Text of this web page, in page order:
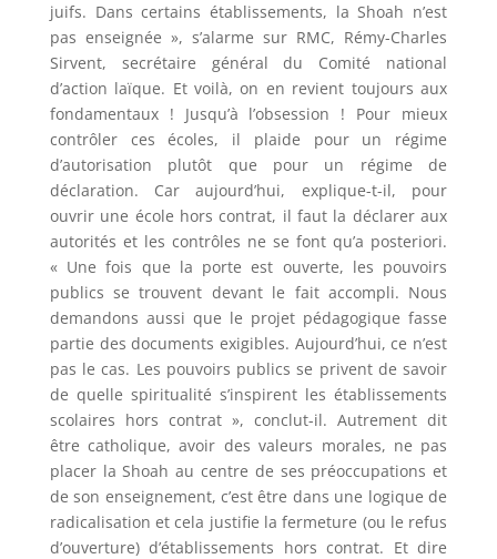
juifs. Dans certains établissements, la Shoah n’est
pas enseignée », s’alarme sur RMC, Rémy-Charles
Sirvent, secrétaire général du Comité national
d’action laïque. Et voilà, on en revient toujours aux
fondamentaux ! Jusqu’à l’obsession ! Pour mieux
contrôler ces écoles, il plaide pour un régime
d’autorisation plutôt que pour un régime de
déclaration. Car aujourd’hui, explique-t-il, pour
ouvrir une école hors contrat, il faut la déclarer aux
autorités et les contrôles ne se font qu’a posteriori.
« Une fois que la porte est ouverte, les pouvoirs
publics se trouvent devant le fait accompli. Nous
demandons aussi que le projet pédagogique fasse
partie des documents exigibles. Aujourd’hui, ce n’est
pas le cas. Les pouvoirs publics se privent de savoir
de quelle spiritualité s’inspirent les établissements
scolaires hors contrat », conclut-il. Autrement dit
être catholique, avoir des valeurs morales, ne pas
placer la Shoah au centre de ses préoccupations et
de son enseignement, c’est être dans une logique de
radicalisation et cela justifie la fermeture (ou le refus
d’ouverture) d’établissements hors contrat. Et dire